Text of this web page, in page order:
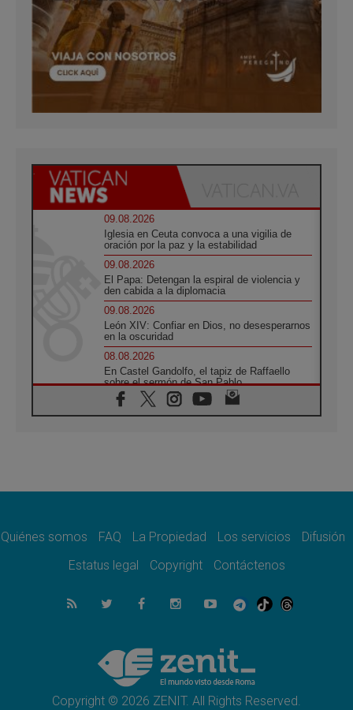
09.08.2026
Iglesia en Ceuta convoca a una vigilia de
oración por la paz y la estabilidad
09.08.2026
El Papa: Detengan la espiral de violencia y
den cabida a la diplomacia
09.08.2026
León XIV: Confiar en Dios, no desesperarnos
en la oscuridad
08.08.2026
En Castel Gandolfo, el tapiz de Raffaello
sobre el sermón de San Pablo
08.08.2026
En Colombia, «la paz no se compra con una
08.08.2026
08.08.2026
del Buen Consejo de Genazzano
Filipinas: el Vicariato Apostólico de Calapán
se convierte en diócesis
Honduras: Los desplazados invisibles de una
crisis olvidada
Quiénes somos FAQ La Propiedad Los servicios
Difusión
Estatus legal
Copyright Contáctenos
Copyright © 2026 ZENIT. All Rights Reserved.